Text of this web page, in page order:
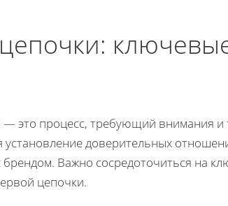
— это процесс, требующий внимания
доверительных
Важно сосредоточиться на
цепочки.